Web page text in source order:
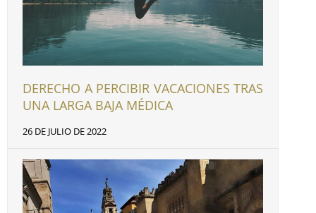
DERECHO A PERCIBIR VACACIONES TRAS
UNA LARGA BAJA MÉDICA
26 DE JULIO DE 2022